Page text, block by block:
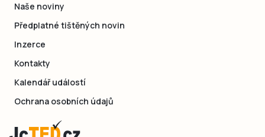
Naše noviny
Předplatné tištěných novin
Inzerce
Kontakty
Kalendář událostí
Ochrana osobních údajů